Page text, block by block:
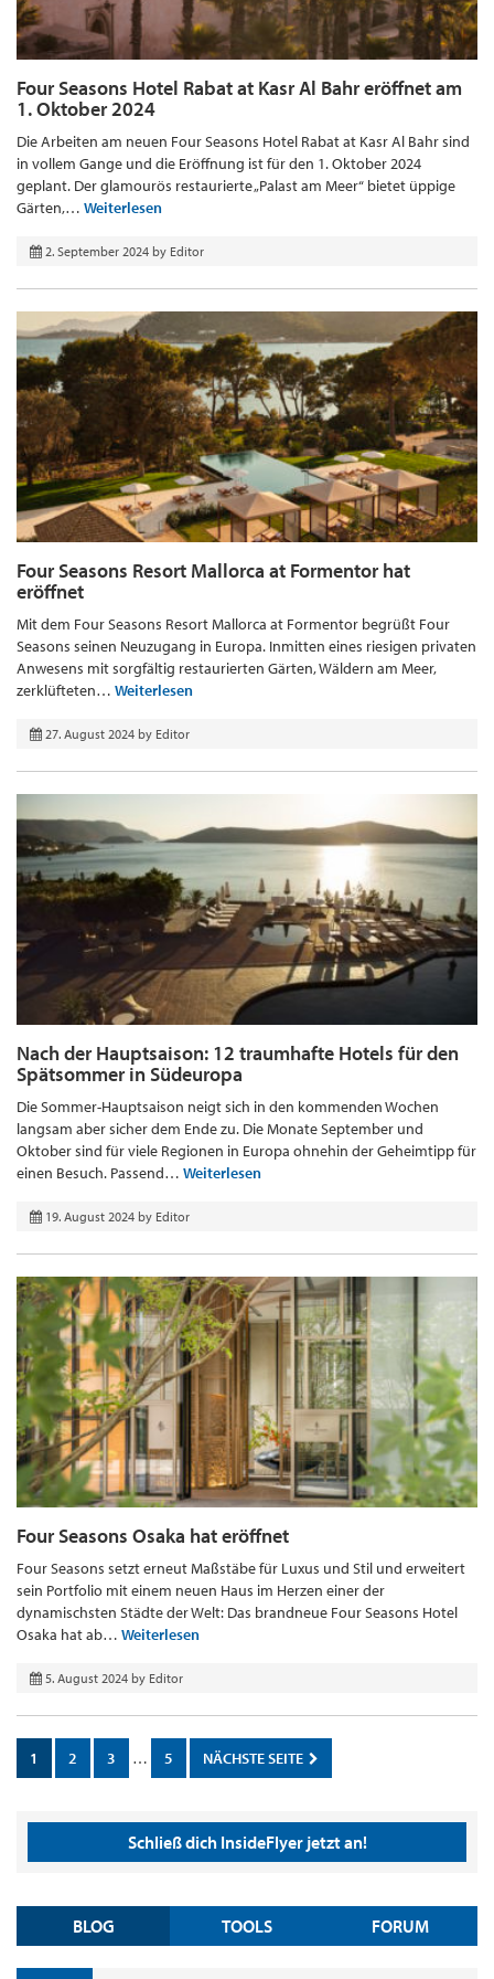
Four Seasons Hotel Rabat at Kasr Al Bahr eröffnet am
1. Oktober 2024
Die Arbeiten am neuen Four Seasons Hotel Rabat at Kasr Al Bahr sind
in vollem Gange und die Eröffnung ist für den 1. Oktober 2024
geplant. Der glamourös restaurierte „Palast am Meer“ bietet üppige
Gärten,… Weiterlesen
2. September 2024 by Editor
Four Seasons Resort Mallorca at Formentor hat
eröffnet
Mit dem Four Seasons Resort Mallorca at Formentor begrüßt Four
Seasons seinen Neuzugang in Europa. Inmitten eines riesigen privaten
Anwesens mit sorgfältig restaurierten Gärten, Wäldern am Meer,
zerklüfteten… Weiterlesen
27. August 2024 by Editor
Nach der Hauptsaison: 12 traumhafte Hotels für den
Spätsommer in Südeuropa
Die Sommer-Hauptsaison neigt sich in den kommenden Wochen
langsam aber sicher dem Ende zu. Die Monate September und
Oktober sind für viele Regionen in Europa ohnehin der Geheimtipp für
einen Besuch. Passend… Weiterlesen
19. August 2024 by Editor
Four Seasons Osaka hat eröffnet
Four Seasons setzt erneut Maßstäbe für Luxus und Stil und erweitert
sein Portfolio mit einem neuen Haus im Herzen einer der
dynamischsten Städte der Welt: Das brandneue Four Seasons Hotel
Osaka hat ab… Weiterlesen
5. August 2024 by Editor
1 2 3 … 5 NÄCHSTE SEITE
Schließ dich InsideFlyer jetzt an!
BLOG TOOLS FORUM